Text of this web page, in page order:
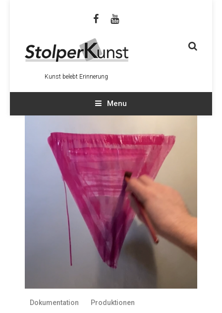
Kunst belebt Erinnerung
Menu
Dokumentation Produktionen